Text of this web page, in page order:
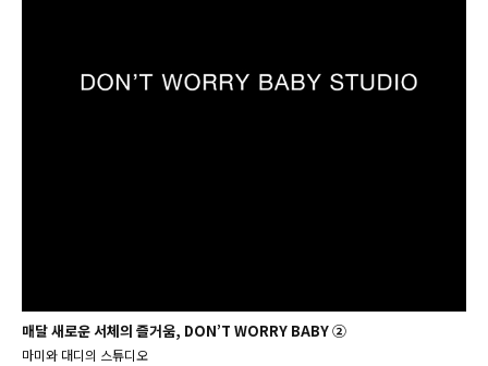
매달 새로운 서체의 즐거움, DON’T WORRY BABY ②
마미와 대디의 스튜디오